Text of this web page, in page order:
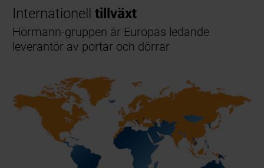
Internationelltillväxt
Hörmann-gruppen är Europas ledande
leverantör av portar och dörrar